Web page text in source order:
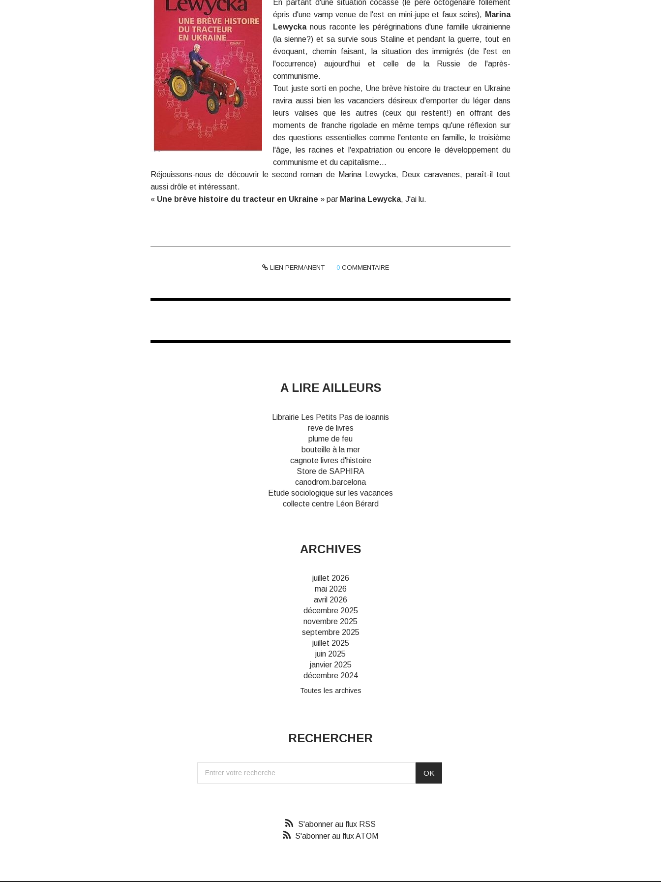
En partant d'une situation cocasse (le père octogénaire follement
épris d'une vamp venue de l'est en mini-jupe et faux seins), Marina
Lewyckanous raconte les pérégrinations d'une famille ukrainienne
(la sienne?) et sa survie sous Staline et pendant la guerre, tout en
évoquant, chemin faisant, la situation des immigrés (de l'est en
l'occurrence) aujourd'hui et celle de la Russie de l'après-
communisme.
Tout juste sorti en poche, Une brève histoire du tracteur en Ukraine
ravira aussi bien les vacanciers désireux d'emporter du léger dans
leurs valises que les autres (ceux qui restent!) en offrant des
moments de franche rigolade en même temps qu'une réflexion sur
des questions essentielles comme l'entente en famille, le troisième
l'âge, les racines et l'expatriation ou encore le développement du
communisme et du capitalisme...
Réjouissons-nous de découvrir le second roman de Marina Lewycka, Deux caravanes, paraît-il tout
aussi drôle et intéressant.
« Une brève histoire du tracteur en Ukraine » par Marina Lewycka, J'ai lu.
LIEN PERMANENT 0 COMMENTAIRE
A LIRE AILLEURS
Librairie Les Petits Pas de ioannis
reve de livres
plume de feu
bouteille à la mer
cagnote livres d'histoire
Store de SAPHIRA
canodrom.barcelona
Etude sociologique sur les vacances
collecte centre Léon Bérard
ARCHIVES
juillet 2026
mai 2026
avril 2026
décembre 2025
novembre 2025
septembre 2025
juillet 2025
juin 2025
janvier 2025
décembre 2024
Toutes les archives
RECHERCHER
S'abonner au flux RSS
S'abonner au flux ATOM